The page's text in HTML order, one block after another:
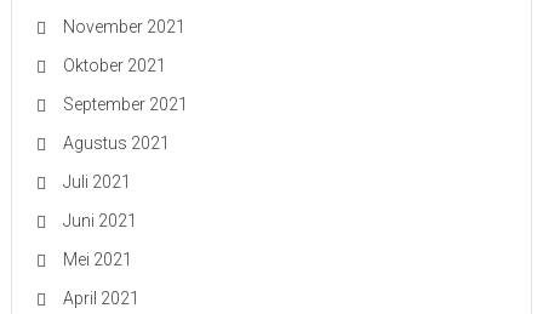
November 2021
Oktober 2021
September 2021
Agustus 2021
Juli 2021
Juni 2021
Mei 2021
April 2021